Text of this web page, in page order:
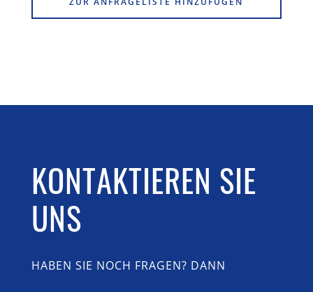
KONTAKTIEREN SIE
UNS
HABEN SIE NOCH FRAGEN? DANN